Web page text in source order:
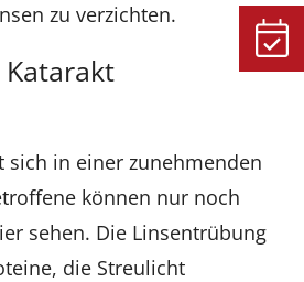
zu verzichten.
sich in einer zunehmenden
können nur noch
sehen. Die Linsentrübung
die Streulicht